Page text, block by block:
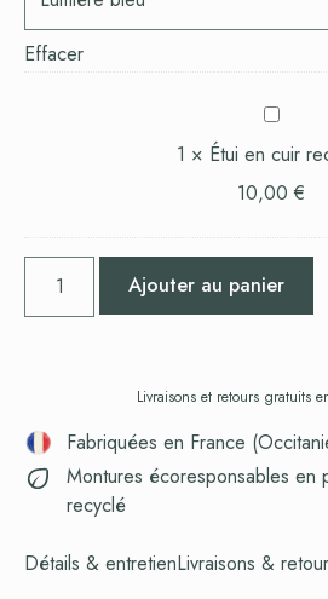
Effacer
Étui
en
recyclé
1 × Étui en cuir
10,00€
Ajouter au panier
Livraisons et retours gratuits
Fabriquées en France
Montures écoresponsables en
recyclé
Détails & entretienLivraisons &